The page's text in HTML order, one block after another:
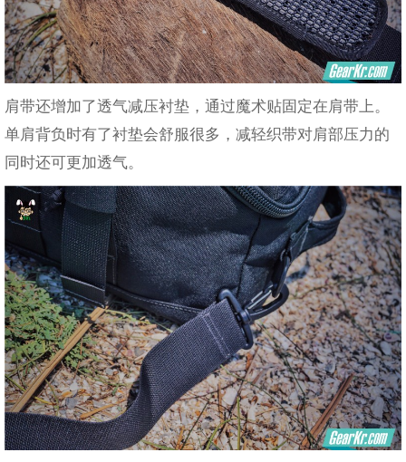
肩带还增加了透气减压衬垫，通过魔术贴固定在肩带上。
单肩背负时有了衬垫会舒服很多，减轻织带对肩部压力的
同时还可更加透气。